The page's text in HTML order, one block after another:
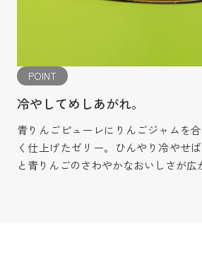
POINT
冷やしてめしあがれ。
青りんごピューレにりんごジャムを
く仕上げたゼリー。ひんやり冷やせ
と青りんごのさわやかなおいしさが広